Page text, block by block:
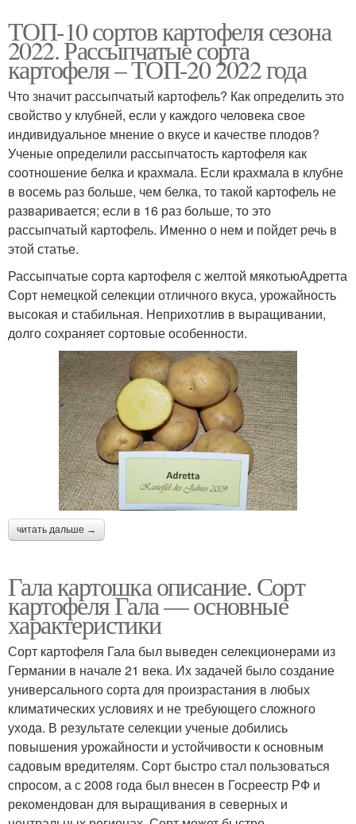
ТОП-10 сортов картофеля сезона
2022. Рассыпчатые сорта
картофеля – ТОП-20 2022 года
Что значит рассыпчатый картофель? Как определить это
свойство у клубней, если у каждого человека свое
индивидуальное мнение о вкусе и качестве плодов?
Ученые определили рассыпчатость картофеля как
соотношение белка и крахмала. Если крахмала в клубне
в восемь раз больше, чем белка, то такой картофель не
разваривается; если в 16 раз больше, то это
рассыпчатый картофель. Именно о нем и пойдет речь в
этой статье.
Рассыпчатые сорта картофеля с желтой мякотьюАдретта
Сорт немецкой селекции отличного вкуса, урожайность
высокая и стабильная. Неприхотлив в выращивании,
долго сохраняет сортовые особенности.
читать дальше →
Гала картошка описание. Сорт
картофеля Гала — основные
характеристики
Сорт картофеля Гала был выведен селекционерами из
Германии в начале 21 века. Их задачей было создание
универсального сорта для произрастания в любых
климатических условиях и не требующего сложного
ухода. В результате селекции ученые добились
повышения урожайности и устойчивости к основным
садовым вредителям. Сорт быстро стал пользоваться
спросом, а с 2008 года был внесен в Госреестр РФ и
рекомендован для выращивания в северных и